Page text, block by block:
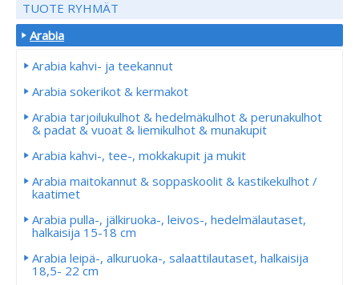
TUOTE RYHMÄT
Arabia
Arabia kahvi- ja teekannut
Arabia sokerikot & kermakot
Arabia tarjoilukulhot & hedelmäkulhot & perunakulhot
& padat & vuoat & liemikulhot & munakupit
Arabia kahvi-, tee-, mokkakupit ja mukit
Arabia maitokannut & soppaskoolit & kastikekulhot /
kaatimet
Arabia pulla-, jälkiruoka-, leivos-, hedelmälautaset,
halkaisija 15-18 cm
Arabia leipä-, alkuruoka-, salaattilautaset, halkaisija
18,5- 22 cm